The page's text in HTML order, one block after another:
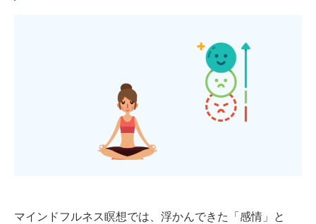
マインドフルネス瞑想では、浮かんできた「感情」と